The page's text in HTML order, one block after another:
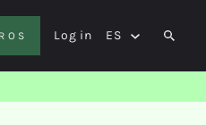
Log in ES